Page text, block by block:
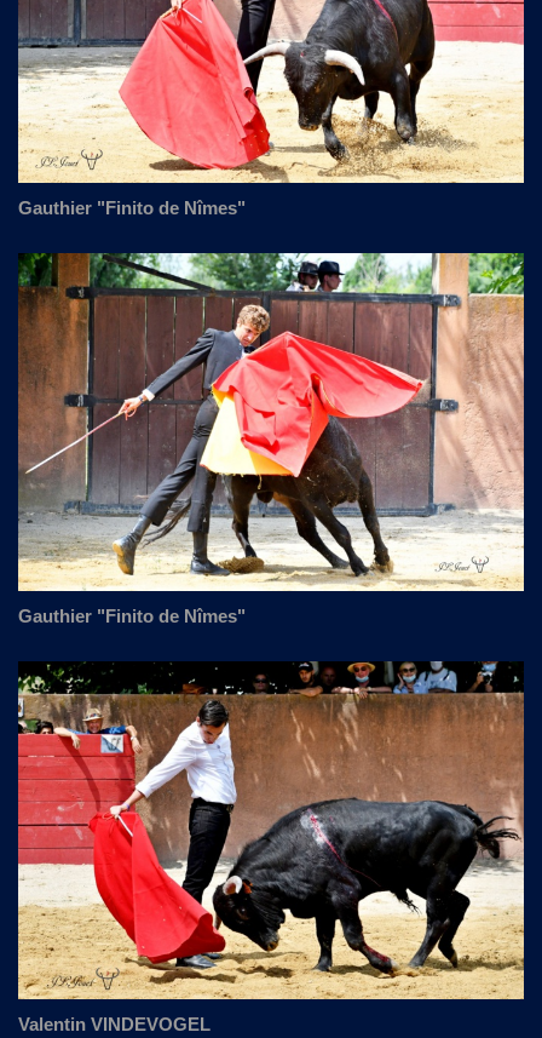
Gauthier "Finito de Nîmes"
Gauthier "Finito de Nîmes"
Valentin VINDEVOGEL